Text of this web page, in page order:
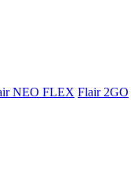
NEO FLEX Flair 2GO